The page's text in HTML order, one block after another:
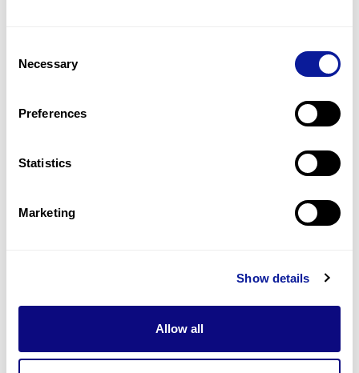
Selection
Necessary
Preferences
Statistics
Marketing
Show details
Allow all
미진단된 경우에 재분석을 통해 후속 케어를 받을 수 있습니다.
최신 유전학 정보 제공
블로그와 뉴스레터를 통해 최신 유전학 정보를 제공해 드립니다.
쓰리빌리언은 유전자 진단에 필요한 여러 기술의 개발과 도입에 힘쓰고 있습니
더 정확한 변이 해석과 높은 진단율을 위한 쓰리빌리언의 기술에 대해 알아보